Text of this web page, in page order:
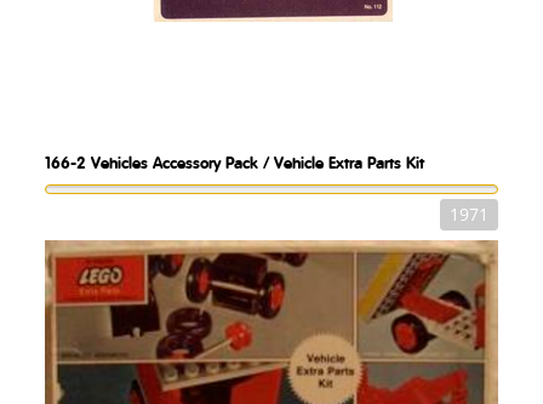
166-2 Vehicles Accessory Pack / Vehicle Extra Parts Kit
1971